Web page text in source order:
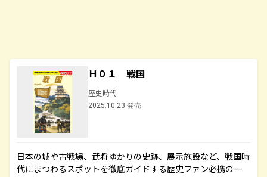
Ｈ０１ 戦国
歴史時代
2025.10.23 発売
日本の城や古戦場、武将ゆかりの史跡、展示施設など、戦国時
代にまつわるスポットを徹底ガイドする歴史ファン必携の一